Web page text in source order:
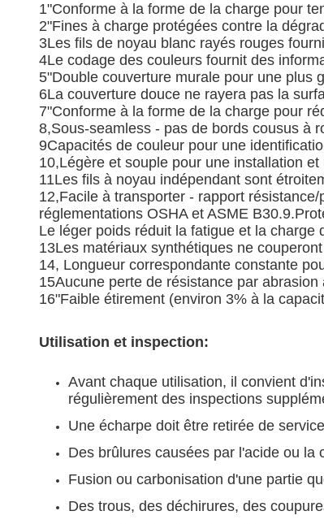
1"Conforme à la forme de la charge pour
2"Fines à charge protégées contre la
3Les fils de noyau blanc rayés rouges
4Le codage des couleurs fournit des
5"Double couverture murale pour une plus
6La couverture douce ne rayera pas la
7"Conforme à la forme de la charge pour
8,Sous-seamless - pas de bords cousus à
9Capacités de couleur pour une
10,Légère et souple pour une installation
11Les fils à noyau indépendant sont
12,Facile à transporter - rapport
réglementations OSHA et ASME
Le léger poids réduit la fatigue et la charge
13Les matériaux synthétiques ne
14, Longueur correspondante constante
15Aucune perte de résistance par abrasion
16"Faible étirement (environ 3% à la
Utilisation et inspection:
Avant chaque utilisation, il convient
régulièrement des inspections
Une écharpe doit être retirée de
Des brûlures causées par l'acide ou la
Fusion ou carbonisation d'une partie
Des trous, des déchirures, des